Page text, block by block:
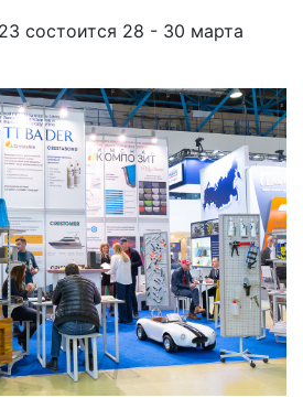
состоится 28 - 30 марта